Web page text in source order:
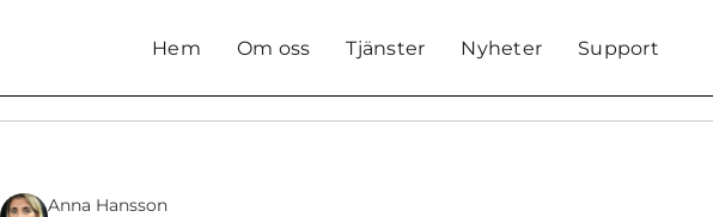
Hem Om oss Tjänster Nyheter Support
Anna Hansson